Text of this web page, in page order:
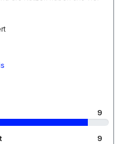
9
9